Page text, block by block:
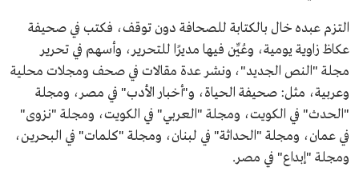
التزم عبده خال بالكتابة للصحافة دون توقف، فكتب في صحيفة
عكاظ زاوية يومية، وعُيِّن فيها مديرًا للتحرير، وأسهم في تحرير
مجلة "النص الجديد"، ونشر عدة مقالات في صحف ومجلات محلية
وعربية، مثل: صحيفة الحياة، و"أخبار الأدب" في مصر، ومجلة
"الحدث" في الكويت، ومجلة "العربي" في الكويت، ومجلة "نزوى"
في عمان، ومجلة "الحداثة" في لبنان، ومجلة "كلمات" في البحرين،
ومجلة "إبداع" في مصر.